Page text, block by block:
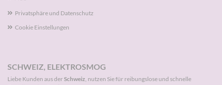
Privatsphäre und Datenschutz
Cookie Einstellungen
SCHWEIZ, ELEKTROSMOG
Liebe Kunden aus derSchweiz, nutzen Sie für reibungslose und schnelle